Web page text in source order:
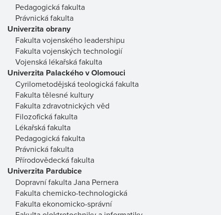
Pedagogická fakulta
Právnická fakulta
Univerzita obrany
Fakulta vojenského leadershipu
Fakulta vojenských technologií
Vojenská lékařská fakulta
Univerzita Palackého v Olomouci
Cyrilometodějská teologická fakulta
Fakulta tělesné kultury
Fakulta zdravotnických věd
Filozofická fakulta
Lékařská fakulta
Pedagogická fakulta
Právnická fakulta
Přírodovědecká fakulta
Univerzita Pardubice
Dopravní fakulta Jana Pernera
Fakulta chemicko-technologická
Fakulta ekonomicko-správní